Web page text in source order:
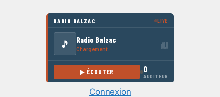
Connexion